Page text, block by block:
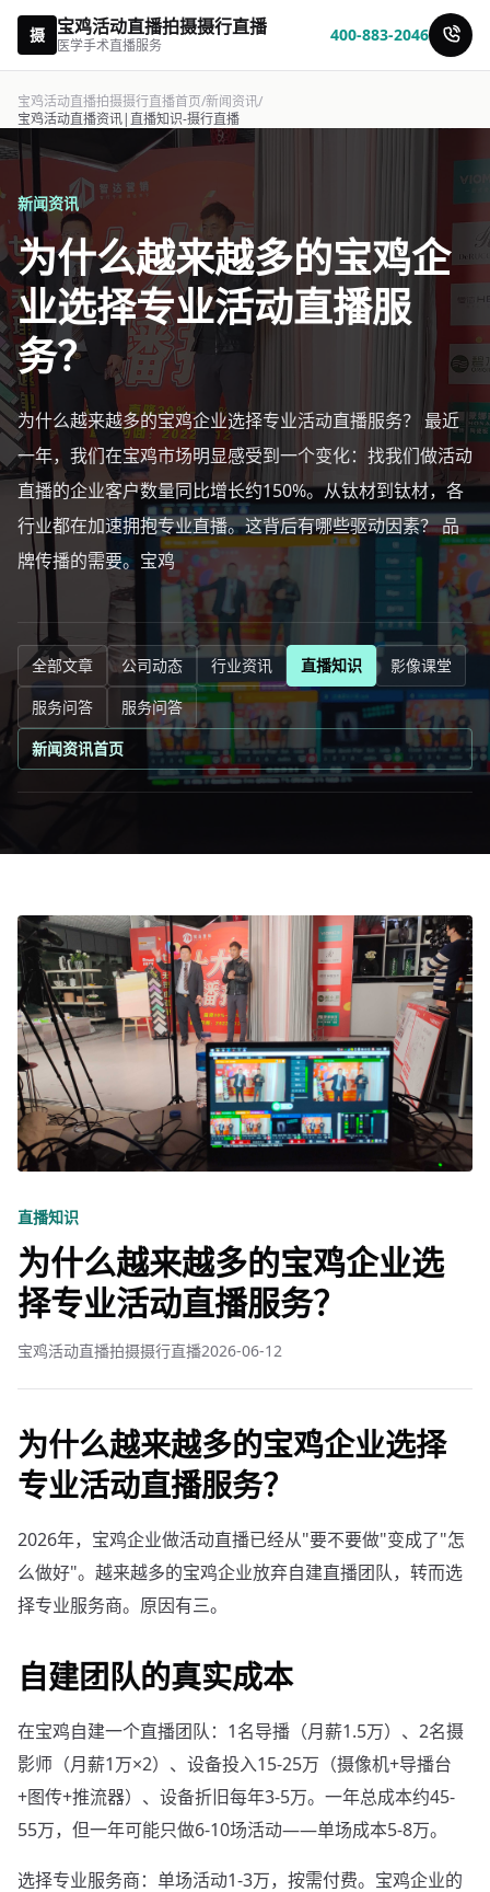
摄 宝鸡活动直播拍摄摄行直播
医学手术直播服务
400-883-2046
宝鸡活动直播拍摄摄行直播首页/新闻资讯/
宝鸡活动直播资讯|直播知识-摄行直播
新闻资讯
为什么越来越多的宝鸡企
业选择专业活动直播服
务？
为什么越来越多的宝鸡企业选择专业活动直播服务？ 最近
一年，我们在宝鸡市场明显感受到一个变化：找我们做活动
直播的企业客户数量同比增长约150%。从钛材到钛材，各
行业都在加速拥抱专业直播。这背后有哪些驱动因素？ 品
牌传播的需要。宝鸡
全部文章 公司动态 行业资讯 直播知识
影像课堂
服务问答
服务问答
新闻资讯首页
直播知识
为什么越来越多的宝鸡企业选
择专业活动直播服务？
宝鸡活动直播拍摄摄行直播2026-06-12
为什么越来越多的宝鸡企业选择
专业活动直播服务？
2026年，宝鸡企业做活动直播已经从"要不要做"变成了"怎
么做好"。越来越多的宝鸡企业放弃自建直播团队，转而选
择专业服务商。原因有三。
自建团队的真实成本
在宝鸡自建一个直播团队：1名导播（月薪1.5万）、2名摄
影师（月薪1万×2）、设备投入15-25万（摄像机+导播台
+图传+推流器）、设备折旧每年3-5万。一年总成本约45-
55万，但一年可能只做6-10场活动——单场成本5-8万。
选择专业服务商：单场活动1-3万，按需付费。宝鸡企业的